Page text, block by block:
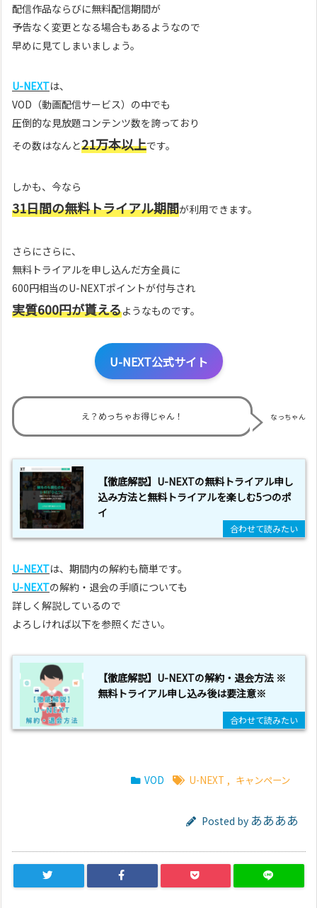
配信作品ならびに無料配信期間が
予告なく変更となる場合もあるようなので
早めに見てしまいましょう。
U-NEXTは、
VOD（動画配信サービス）の中でも
圧倒的な見放題コンテンツ数を誇っており
その数はなんと21万本以上です。
しかも、今なら
31日間の無料トライアル期間が利用できます。
さらにさらに、
無料トライアルを申し込んだ方全員に
600円相当のU-NEXTポイントが付与され
実質600円が貰えるようなものです。
U-NEXT公式サイト
なっちゃん
え？めっちゃお得じゃん！
【徹底解説】U-NEXTの無料トライアル申し
込み方法と無料トライアルを楽しむ5つのポ
イ
U-NEXTは、期間内の解約も簡単です。
U-NEXTの解約・退会の手順についても
詳しく解説しているので
よろしければ以下を参照ください。
【徹底解説】U-NEXTの解約・退会方法 ※
無料トライアル申し込み後は要注意※
VOD U-NEXT , キャンペーン
Posted by ああああ